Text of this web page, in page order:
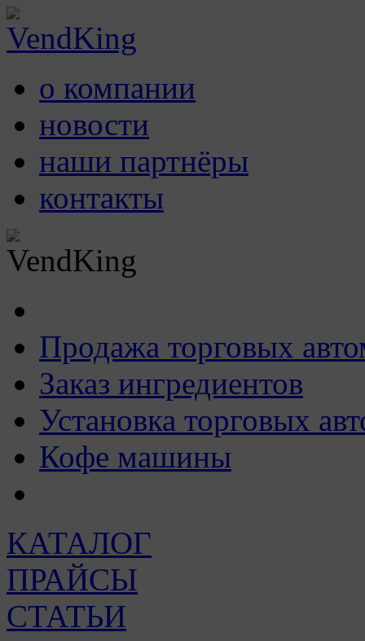
о компании
новости
наши партнёры
контакты
Продажа торговых
Заказ ингредиентов
Установка торговых
Кофе машины
КАТАЛОГ
ПРАЙСЫ
СТАТЬИ